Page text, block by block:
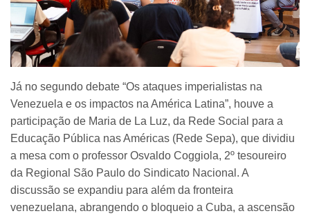
Já no segundo debate “Os ataques imperialistas na
Venezuela e os impactos na América Latina”, houve a
participação de Maria de La Luz, da Rede Social para a
Educação Pública nas Américas (Rede Sepa), que dividiu
a mesa com o professor Osvaldo Coggiola, 2º tesoureiro
da Regional São Paulo do Sindicato Nacional. A
discussão se expandiu para além da fronteira
venezuelana, abrangendo o bloqueio a Cuba, a ascensão